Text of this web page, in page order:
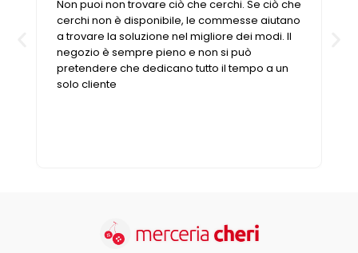
Non puoi non trovare ciò che cerchi. Se ciò che
cerchi non è disponibile, le commesse aiutano
a trovare la soluzione nel migliore dei modi. Il
negozio è sempre pieno e non si può
pretendere che dedicano tutto il tempo a un
solo cliente